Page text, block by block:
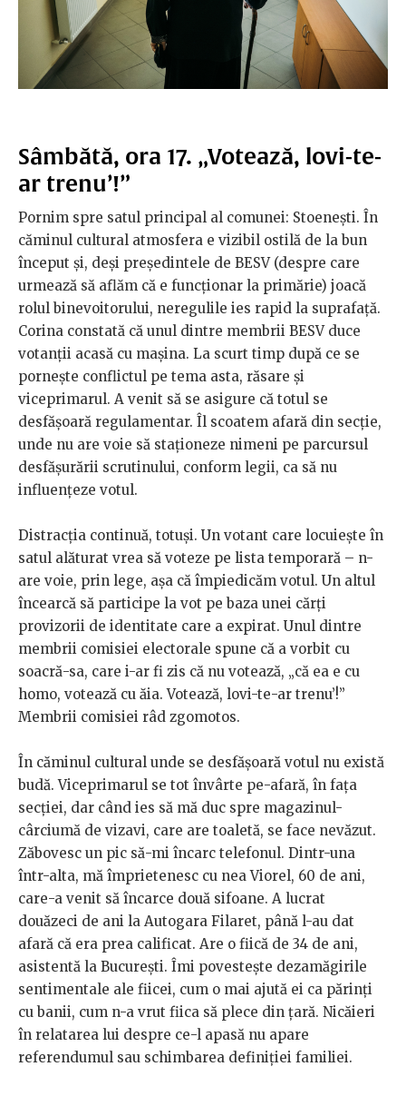
Sâmbătă, ora 17. „Votează, lovi-te-
ar trenu’!”
Pornim spre satul principal al comunei: Stoenești. În
căminul cultural atmosfera e vizibil ostilă de la bun
început și, deși președintele de BESV (despre care
urmează să aflăm că e funcționar la primărie) joacă
rolul binevoitorului, neregulile ies rapid la suprafață.
Corina constată că unul dintre membrii BESV duce
votanții acasă cu mașina. La scurt timp după ce se
pornește conflictul pe tema asta, răsare și
viceprimarul. A venit să se asigure că totul se
desfășoară regulamentar. Îl scoatem afară din secție,
unde nu are voie să staționeze nimeni pe parcursul
desfășurării scrutinului, conform legii, ca să nu
influențeze votul.
Distracția continuă, totuși. Un votant care locuiește în
satul alăturat vrea să voteze pe lista temporară – n-
are voie, prin lege, așa că împiedicăm votul. Un altul
încearcă să participe la vot pe baza unei cărți
provizorii de identitate care a expirat. Unul dintre
membrii comisiei electorale spune că a vorbit cu
soacră-sa, care i-ar fi zis că nu votează, „că ea e cu
homo, votează cu ăia. Votează, lovi-te-ar trenu’!”
Membrii comisiei râd zgomotos.
În căminul cultural unde se desfășoară votul nu există
budă. Viceprimarul se tot învârte pe-afară, în fața
secției, dar când ies să mă duc spre magazinul-
cârciumă de vizavi, care are toaletă, se face nevăzut.
Zăbovesc un pic să-mi încarc telefonul. Dintr-una
într-alta, mă împrietenesc cu nea Viorel, 60 de ani,
care-a venit să încarce două sifoane. A lucrat
douăzeci de ani la Autogara Filaret, până l-au dat
afară că era prea calificat. Are o fiică de 34 de ani,
asistentă la București. Îmi povestește dezamăgirile
sentimentale ale fiicei, cum o mai ajută ei ca părinți
cu banii, cum n-a vrut fiica să plece din țară. Nicăieri
în relatarea lui despre ce-l apasă nu apare
referendumul sau schimbarea definiției familiei.